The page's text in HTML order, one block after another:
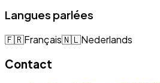
Langues parlées
🇫🇷Français🇳🇱Nederlands
Contact